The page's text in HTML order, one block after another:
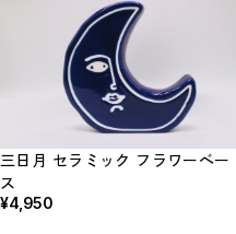
三日月 セラミック フラワーベー
ス
¥4,950